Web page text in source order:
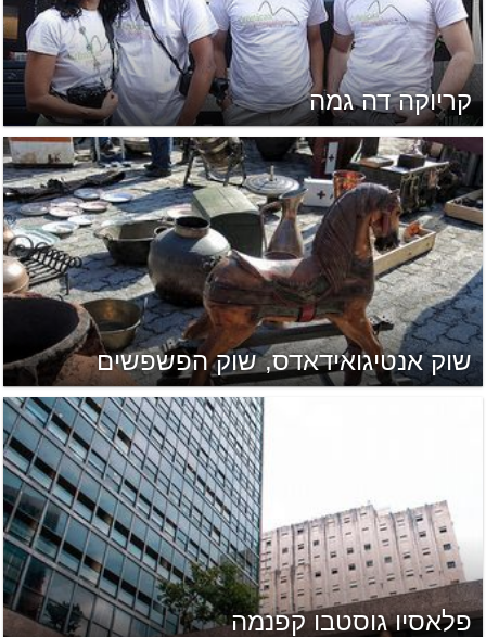
קריוקה דה גמה
שוק אנטיגואידאדס, שוק הפשפשים
פלאסיו גוסטבו קפנמה